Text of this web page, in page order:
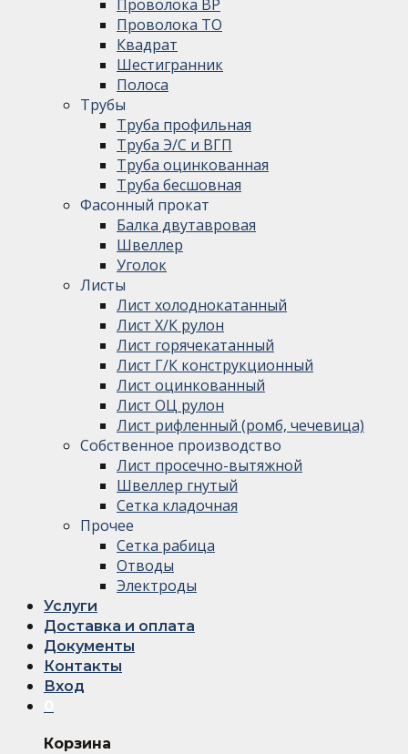
Проволока ВР
Проволока ТО
Квадрат
Шестигранник
Полоса
Трубы
Труба профильная
Труба Э/С и ВГП
Труба оцинкованная
Труба бесшовная
Фасонный прокат
Балка двутавровая
Швеллер
Уголок
Листы
Лист холоднокатанный
Лист Х/К рулон
Лист горячекатанный
Лист Г/К конструкционный
Лист оцинкованный
Лист ОЦ рулон
Лист рифленный (ромб, чечевица)
Собственное производство
Лист просечно-вытяжной
Швеллер гнутый
Сетка кладочная
Прочее
Сетка рабица
Отводы
Электроды
Услуги
Доставка и оплата
Документы
Контакты
Вход
Корзина